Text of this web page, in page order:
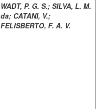
WADT, P. G. S.; SILVA, L. M.
da; CATANI, V.;
FELISBERTO, F. A. V.